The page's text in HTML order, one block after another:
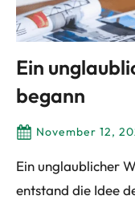
Ein
begann
November 12,
Ein unglaublicher
entstand die Idee